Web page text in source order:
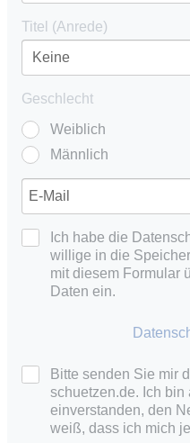
Titel (Anrede)
Geschlecht
Weiblich
Männlich
Ich habe die
willige in die
mit diesem Formular
Daten ein.
Bitte senden Sie mir
schuetzen.de. Ich
einverstanden, den
weiß, dass ich mich